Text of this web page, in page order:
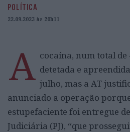
POLÍTICA
22.09.2023 às 20h11
A cocaína, num total de
detetada e
julho, mas a AT
anunciado a operação
estupefaciente foi entregue
Judiciária (PJ), “que